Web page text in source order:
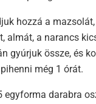
hozzá a
almát, a narancs
gyúrjuk össze, és
még 1 órát.
egyforma darabra